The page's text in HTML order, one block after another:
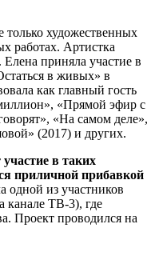
только художественных
работах. Артистка
приняла участие в
в живых» в
как главный гость
«Прямой эфир с
«На самом деле»,
(2017) и других.
в таких
приличной прибавкой
одной из участников
канале ТВ-3), где
Проект проводился на